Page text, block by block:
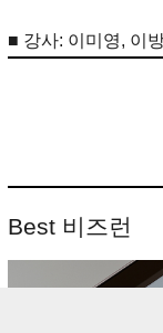
■ 강사: 이미영, 이
Best 비즈런